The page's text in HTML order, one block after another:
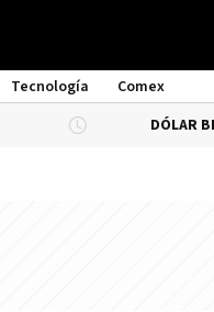
Tecnología
Comex
DÓLAR BNA $1,520.00